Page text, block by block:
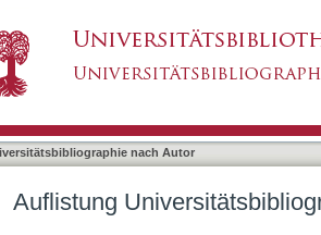
nach Autor
Auflistung